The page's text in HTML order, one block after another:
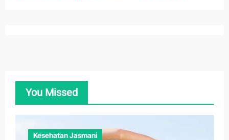
You Missed
Kesehatan Jasmani